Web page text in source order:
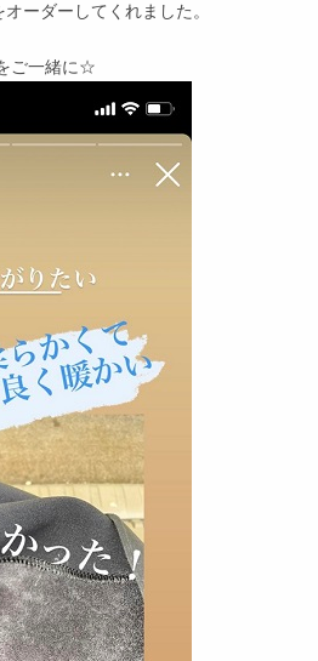
ーダーしてくれました。
ご一緒に☆